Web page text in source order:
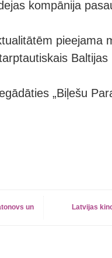
kompānija
pieejama
„Biļešu
un
Latvijas